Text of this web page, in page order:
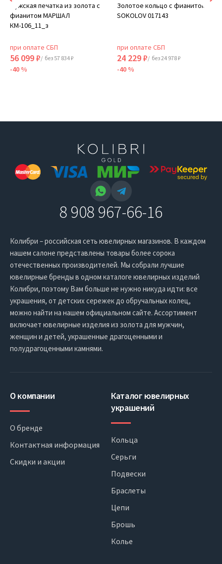
Мужская печатка из золота с
фианитом МАРШАЛ
КМ-106_11_з
при оплате СБП
56 099 ₽/ без 57 834 ₽
-40 %
Золотое кольцо с фианитом
SOKOLOV 017143
при оплате СБП
24 229 ₽/ без 24 978 ₽
-40 %
8 908 967-66-16
Колибри – российская сеть ювелирных магазинов. В каждом
нашем салоне представлены товары более сорока
отечественных производителей. Мы собрали лучшие
ювелирные бренды в одном каталоге ювелирных изделий
Колибри, поэтому Вам больше не нужно никуда идти: все
украшения, от детских сережек до обручальных колец,
можно найти на нашем официальном сайте. Ассортимент
включает ювелирные изделия из золота для мужчин,
женщин и детей, украшенные драгоценными и
полудрагоценными камнями.
О компании
О бренде
Контактная информация
Скидки и акции
Каталог ювелирных
украшений
Кольца
Серьги
Подвески
Браслеты
Цепи
Брошь
Колье